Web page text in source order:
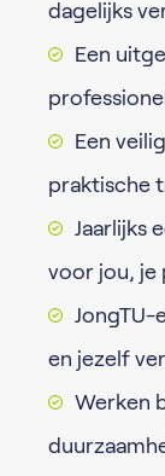
dagelijks
Een
Een
praktische
Jaarlijks
voor jou, je
JongTU-
en jezelf
Werken